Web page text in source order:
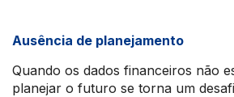
Ausência de planejamento
Quando os dados financeiros não
planejar o futuro se torna um